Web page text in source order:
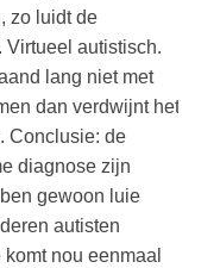
zo luidt de
Virtueel autistisch.
lang niet met
dan verdwijnt het
Conclusie: de
diagnose zijn
gewoon luie
autisten
nou eenmaal